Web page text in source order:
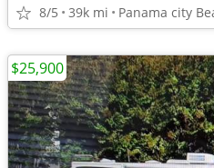
8/5 39k mi Panama city
$25,900